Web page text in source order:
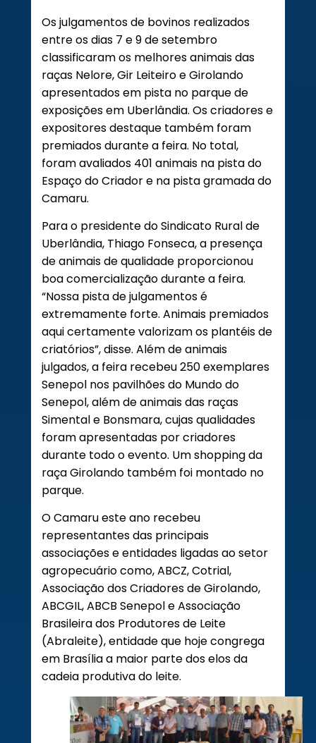
Os julgamentos de bovinos realizados
entre os dias 7 e 9 de setembro
classificaram os melhores animais das
raças Nelore, Gir Leiteiro e Girolando
apresentados em pista no parque de
exposições em Uberlândia. Os criadores e
expositores destaque também foram
premiados durante a feira. No total,
foram avaliados 401 animais na pista do
Espaço do Criador e na pista gramada do
Camaru.
Para o presidente do Sindicato Rural de
Uberlândia, Thiago Fonseca, a presença
de animais de qualidade proporcionou
boa comercialização durante a feira.
“Nossa pista de julgamentos é
extremamente forte. Animais premiados
aqui certamente valorizam os plantéis de
criatórios”, disse. Além de animais
julgados, a feira recebeu 250 exemplares
Senepol nos pavilhões do Mundo do
Senepol, além de animais das raças
Simental e Bonsmara, cujas qualidades
foram apresentadas por criadores
durante todo o evento. Um shopping da
raça Girolando também foi montado no
parque.
O Camaru este ano recebeu
representantes das principais
associações e entidades ligadas ao setor
agropecuário como, ABCZ, Cotrial,
Associação dos Criadores de Girolando,
ABCGIL, ABCB Senepol e Associação
Brasileira dos Produtores de Leite
(Abraleite), entidade que hoje congrega
em Brasília a maior parte dos elos da
cadeia produtiva do leite.